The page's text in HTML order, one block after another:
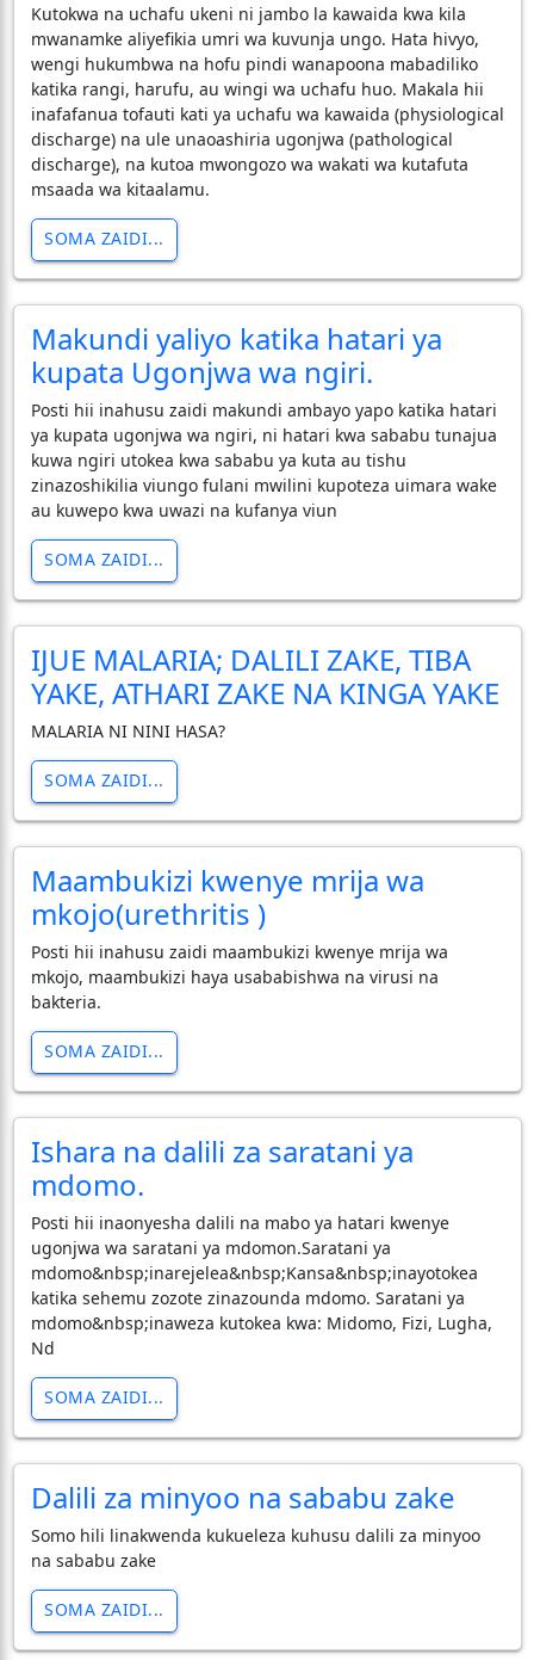
Kutokwa na uchafu ukeni ni jambo la kawaida kwa kila
mwanamke aliyefikia umri wa kuvunja ungo. Hata hivyo,
wengi hukumbwa na hofu pindi wanapoona mabadiliko
katika rangi, harufu, au wingi wa uchafu huo. Makala hii
inafafanua tofauti kati ya uchafu wa kawaida (physiological
discharge) na ule unaoashiria ugonjwa (pathological
discharge), na kutoa mwongozo wa wakati wa kutafuta
msaada wa kitaalamu.
SOMA ZAIDI...
Makundi yaliyo katika hatari ya
kupata Ugonjwa wa ngiri.
Posti hii inahusu zaidi makundi ambayo yapo katika hatari
ya kupata ugonjwa wa ngiri, ni hatari kwa sababu tunajua
kuwa ngiri utokea kwa sababu ya kuta au tishu
zinazoshikilia viungo fulani mwilini kupoteza uimara wake
au kuwepo kwa uwazi na kufanya viun
SOMA ZAIDI...
IJUE MALARIA; DALILI ZAKE, TIBA
YAKE, ATHARI ZAKE NA KINGA YAKE
MALARIA NI NINI HASA?
SOMA ZAIDI...
Maambukizi kwenye mrija wa
mkojo(urethritis )
Posti hii inahusu zaidi maambukizi kwenye mrija wa
mkojo, maambukizi haya usababishwa na virusi na
bakteria.
SOMA ZAIDI...
Ishara na dalili za saratani ya
mdomo.
Posti hii inaonyesha dalili na mabo ya hatari kwenye
ugonjwa wa saratani ya mdomon.Saratani ya
mdomo&nbsp;inarejelea&nbsp;Kansa&nbsp;inayotokea
katika sehemu zozote zinazounda mdomo. Saratani ya
mdomo&nbsp;inaweza kutokea kwa: Midomo, Fizi, Lugha,
Nd
SOMA ZAIDI...
Dalili za minyoo na sababu zake
Somo hili linakwenda kukueleza kuhusu dalili za minyoo
na sababu zake
SOMA ZAIDI...